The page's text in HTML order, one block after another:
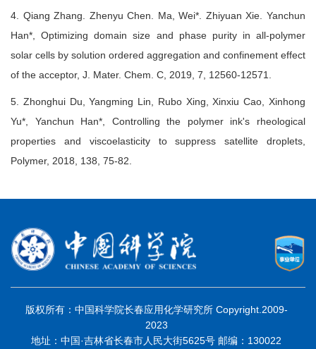
4. Qiang Zhang. Zhenyu Chen. Ma, Wei*. Zhiyuan Xie. Yanchun
Han*, Optimizing domain size and phase purity in all-polymer
solar cells by solution ordered aggregation and confinement effect
of the acceptor, J. Mater. Chem. C, 2019, 7, 12560-12571.
5. Zhonghui Du, Yangming Lin, Rubo Xing, Xinxiu Cao, Xinhong
Yu*, Yanchun Han*, Controlling the polymer ink's rheological
properties and viscoelasticity to suppress satellite droplets,
Polymer, 2018, 138, 75-82.
版权所有：中国科学院长春应用化学研究所 Copyright.2009-
2023
地址：中国·吉林省长春市人民大街5625号 邮编：130022